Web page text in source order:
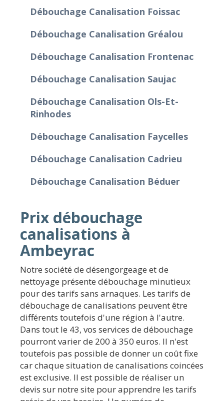
Débouchage Canalisation Foissac
Débouchage Canalisation Gréalou
Débouchage Canalisation Frontenac
Débouchage Canalisation Saujac
Débouchage Canalisation Ols-Et-
Rinhodes
Débouchage Canalisation Faycelles
Débouchage Canalisation Cadrieu
Débouchage Canalisation Béduer
Prix débouchage
canalisations à
Ambeyrac
Notre société de désengorgeage et de
nettoyage présente débouchage minutieux
pour des tarifs sans arnaques. Les tarifs de
débouchage de canalisations peuvent être
différents toutefois d'une région à l'autre.
Dans tout le 43, vos services de débouchage
pourront varier de 200 à 350 euros. Il n'est
toutefois pas possible de donner un coût fixe
car chaque situation de canalisations coincées
est exclusive. Il est possible de réaliser un
devis sur notre site pour apprendre les tarifs